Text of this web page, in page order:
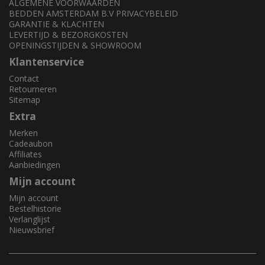
ALGEMENE VOORWAARDEN
BEDDEN AMSTERDAM B.V PRIVACYBELEID
GARANTIE & KLACHTEN
LEVERTIJD & BEZORGKOSTEN
OPENINGSTIJDEN & SHOWROOM
Klantenservice
Contact
Retourneren
Sitemap
Extra
Merken
Cadeaubon
Affiliates
Aanbiedingen
Mijn account
Mijn account
Bestelhistorie
Verlanglijst
Nieuwsbrief